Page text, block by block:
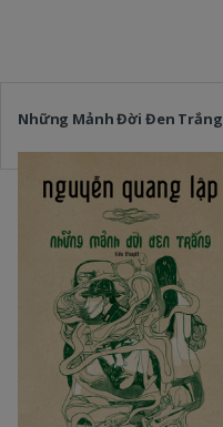
Những Mảnh Đời Đen Trắng